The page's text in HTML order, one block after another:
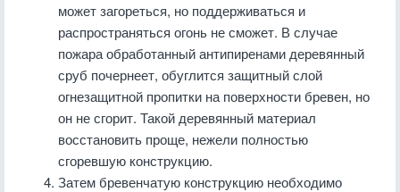
может загореться, но поддерживаться и
распространяться огонь не сможет. В случае
пожара обработанный антипиренами деревянный
сруб почернеет, обуглится защитный слой
огнезащитной пропитки на поверхности бревен, но
он не сгорит. Такой деревянный материал
восстановить проще, нежели полностью
сгоревшую конструкцию.
Затем бревенчатую конструкцию необходимо